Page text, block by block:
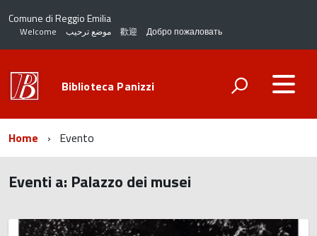
Comune di Reggio Emilia
Welcome موضع ترحيب 歡迎 Добро пожаловать
Biblioteca Panizzi
Home Evento
Eventi a: Palazzo dei musei
all'inizio